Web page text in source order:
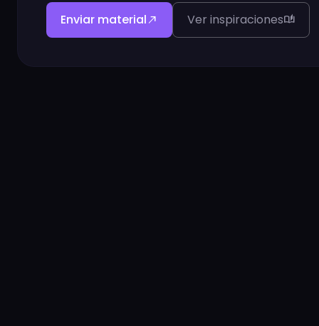
Enviar material north_east Ver inspiracionesauto_stories